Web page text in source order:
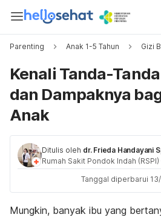
Parenting Anak 1-5 Tahun Gizi
Kenali Tanda-
dan Dampaknya
Anak
Ditulis oleh dr. Frieda Handayani
Rumah Sakit Pondok Indah
Tanggal diperbarui
Mungkin, banyak ibu yang